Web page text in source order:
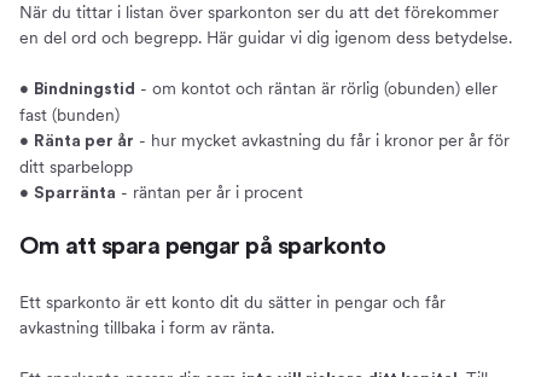
När du tittar i listan över sparkonton ser du att det förekommer
en del ord och begrepp. Här guidar vi dig igenom dess betydelse.
• Bindningstid - om kontot och räntan är rörlig (obunden) eller
fast (bunden)
• Ränta per år - hur mycket avkastning du får i kronor per år för
ditt sparbelopp
• Sparränta - räntan per år i procent
Om att spara pengar på sparkonto
Ett sparkonto är ett konto dit du sätter in pengar och får
avkastning tillbaka i form av ränta.